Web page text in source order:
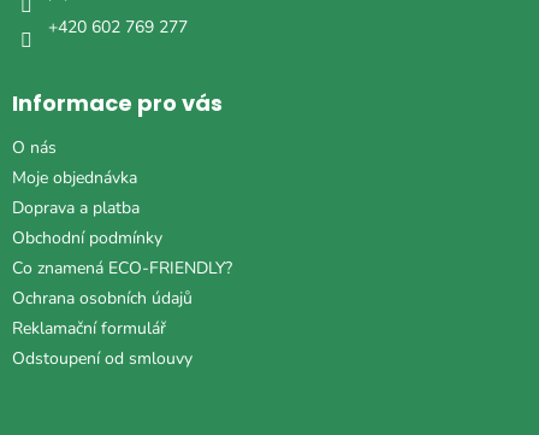
+420 602 769 277
Informace pro vás
O nás
Moje objednávka
Doprava a platba
Obchodní podmínky
Co znamená ECO-FRIENDLY?
Ochrana osobních údajů
Reklamační formulář
Odstoupení od smlouvy